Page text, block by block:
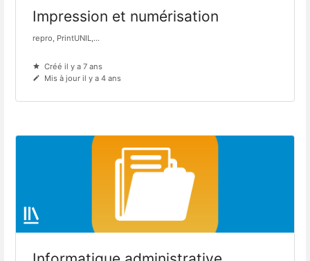
Impression et numérisation
repro, PrintUNIL,...
Créé il y a 7 ans
Mis à jour il y a 4 ans